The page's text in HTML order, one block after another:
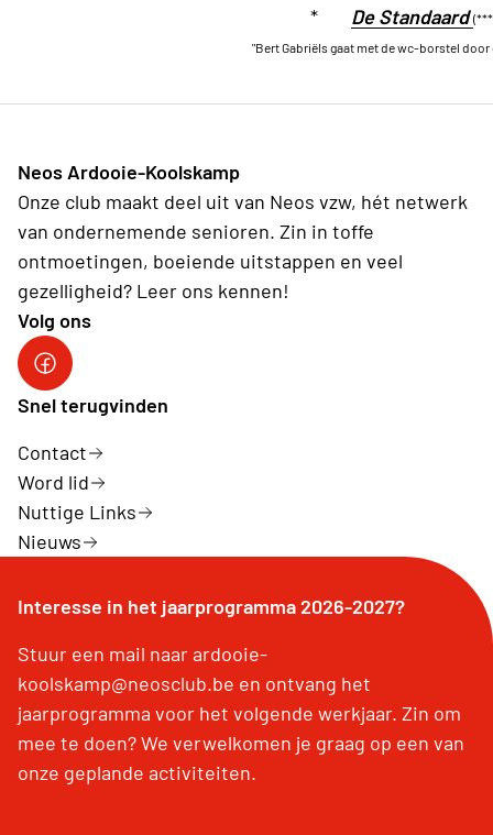
* De Standaard
"Bert Gabriëls gaat met de wc-borstel door
Neos Ardooie-Koolskamp
Onze club maakt deel uit van Neos vzw, hét netwerk
van ondernemende senioren. Zin in toffe
ontmoetingen, boeiende uitstappen en veel
gezelligheid? Leer ons kennen!
Volg ons
Neos Ardooie-Koolskamp
Snel terugvinden
Contact
Word lid
Nuttige Links
Nieuws
Interesse in het jaarprogramma 2026-2027?
Stuur een mail naar ardooie-
koolskamp@neosclub.be en ontvang het
jaarprogramma voor het volgende werkjaar. Zin om
mee te doen? We verwelkomen je graag op een van
onze geplande activiteiten.